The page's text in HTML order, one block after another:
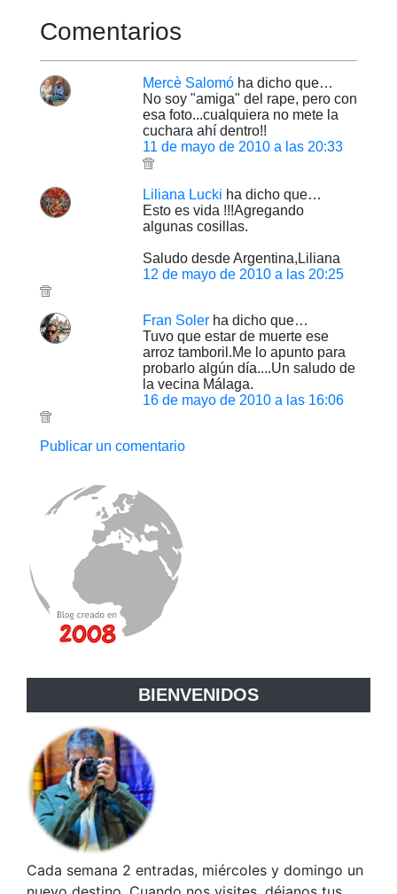
Comentarios
Mercè Salomó ha dicho que…
No soy "amiga" del rape, pero con
esa foto...cualquiera no mete la
cuchara ahí dentro!!
11 de mayo de 2010 a las 20:33
Liliana Lucki ha dicho que…
Esto es vida !!!Agregando
algunas cosillas.
Saludo desde Argentina,Liliana
12 de mayo de 2010 a las 20:25
Fran Soler ha dicho que…
Tuvo que estar de muerte ese
arroz tamboril.Me lo apunto para
probarlo algún día....Un saludo de
la vecina Málaga.
16 de mayo de 2010 a las 16:06
Publicar un comentario
BIENVENIDOS
Cada semana 2 entradas, miércoles y domingo un